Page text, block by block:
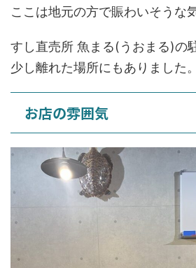
ここは地元の方で賑わいそうな
すし直売所 魚まる(うおまる)の
少し離れた場所にもありました。
お店の雰囲気